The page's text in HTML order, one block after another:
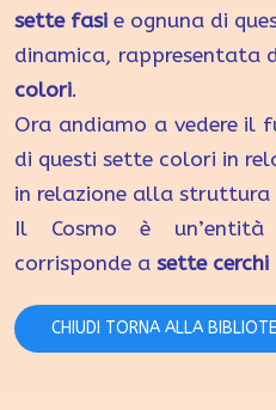
sette fasi e ognuna di
dinamica, rappresentata
colori.
Ora andiamo a vedere il
di questi sette colori in
in relazione alla struttura
Il Cosmo è
corrisponde a sette
CHIUDI TORNA ALLA